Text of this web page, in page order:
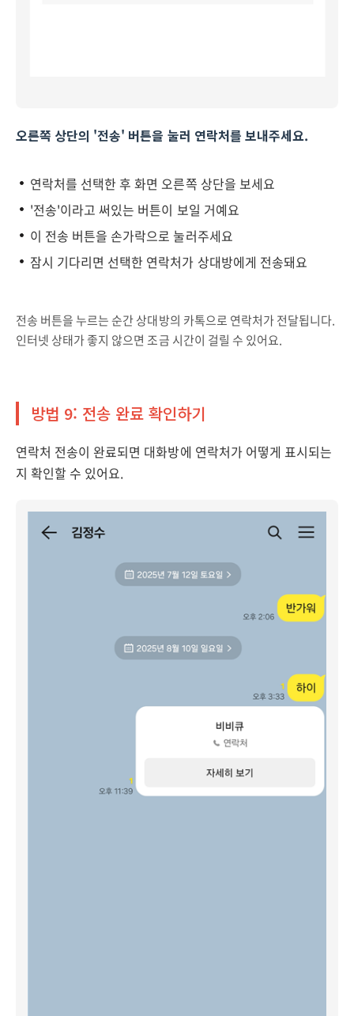
오른쪽 상단의 '전송' 버튼을 눌러 연락처를 보내주세요.
연락처를 선택한 후 화면 오른쪽 상단을 보세요
'전송'이라고 써있는 버튼이 보일 거예요
이 전송 버튼을 손가락으로 눌러주세요
잠시 기다리면 선택한 연락처가 상대방에게 전송돼요
전송 버튼을 누르는 순간 상대방의 카톡으로 연락처가 전달됩니다.
인터넷 상태가 좋지 않으면 조금 시간이 걸릴 수 있어요.
방법 9: 전송 완료 확인하기
연락처 전송이 완료되면 대화방에 연락처가 어떻게 표시되는
지 확인할 수 있어요.